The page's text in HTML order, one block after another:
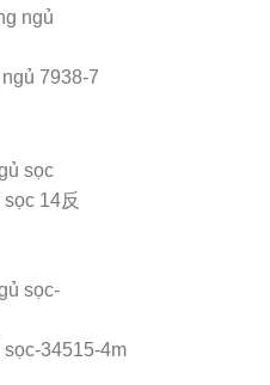
7938-7
14反
34515-4m